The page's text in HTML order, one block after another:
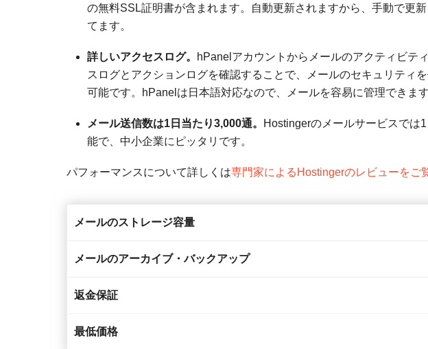
の無料SSL証明書が含まれます。自動更新されますから、手動で更
てます。
詳しいアクセスログ。
hPanelアカウントからメールのアクティビテ
スログとアクションログを確認することで、メールのセキュリティ
可能です。hPanelは日本語対応なので、メールを容易に管理できます
メール送信数は1日当たり3,000通。
Hostingerのメールサービスでは
能で、中小企業にピッタリです。
パフォーマンスについて詳しくは専門家によるHostingerのレビューをご
メールのストレージ容量
メールのアーカイブ・バックアップ
返金保証
最低価格